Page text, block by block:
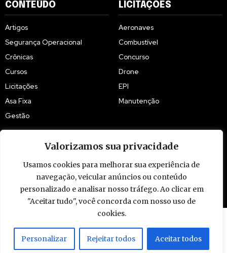
Valorizamos sua privacidade
Usamos cookies para melhorar sua experiência de
navegação, veicular anúncios ou conteúdo
personalizado e analisar nosso tráfego. Ao clicar em
"Aceitar tudo", você concorda com nosso uso de
cookies.
Personalizar Rejeitar todos Aceitar todos
CONTEÚDO
Artigos
Segurança Operacional
Crônicas
Cursos
Licitações
Asa Fixa
Gestão
LICITAÇÕES
Aeronaves
Combustível
Concurso
Drone
EPI
Manutenção
© 2009 - 2026 Piloto Policial. Todos os direitos reservados. Brasil.